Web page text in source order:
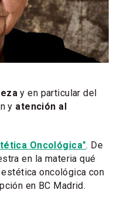
y en particular del
y atención al
Oncológica". De
en la materia qué
oncológica con
en BC Madrid.